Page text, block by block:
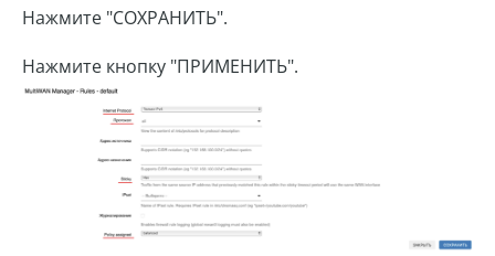
Нажмите "СОХРАНИТЬ".
Нажмите кнопку "ПРИМЕНИТЬ".